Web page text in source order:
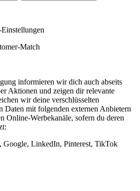
Match
informieren wir dich auch abseits
Aktionen und zeigen dir relevante
wir deine verschlüsselten
Daten mit folgenden externen Anbietern
Online-Werbekanäle, sofern du deren
Google, LinkedIn, Pinterest, TikTok